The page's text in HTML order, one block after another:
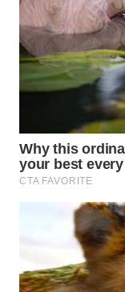
CIANJUR
WN
KEPULAUAN
SERIBU
TANGERANG
WN
CIREBON